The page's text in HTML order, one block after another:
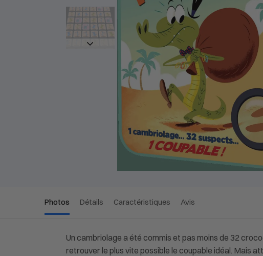
Photos Détails Caractéristiques Avis
Un cambriolage a été commis et pas moins de 32
retrouver le plus vite possible le coupable idéal. Mais